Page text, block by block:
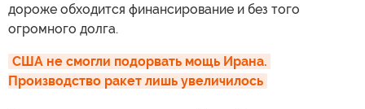
дороже обходится финансирование и без того
огромного долга.
США не смогли подорвать мощь Ирана.
Производство ракет лишь увеличилось